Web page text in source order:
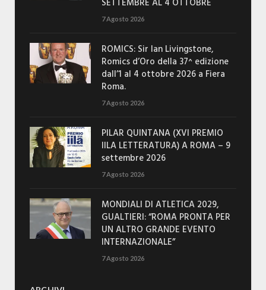
SETTEMBRE AL 4 OTTOBRE
7 Agosto 2026
ROMICS: Sir Ian Livingstone,
Romics d’Oro della 37^ edizione
dall’1 al 4 ottobre 2026 a Fiera
Roma.
7 Agosto 2026
PILAR QUINTANA (XVI PREMIO
IILA LETTERATURA) A ROMA – 9
settembre 2026
7 Agosto 2026
MONDIALI DI ATLETICA 2029,
GUALTIERI: “ROMA PRONTA PER
UN ALTRO GRANDE EVENTO
INTERNAZIONALE”
7 Agosto 2026